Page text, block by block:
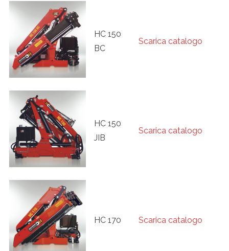
HC 150
BC
Scarica catalogo
HC 150
JIB
Scarica catalogo
HC 170 Scarica catalogo